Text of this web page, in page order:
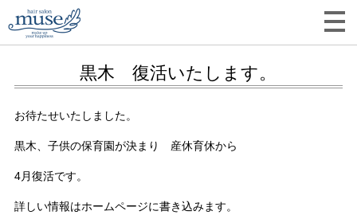
黒木 復活いたします。
お待たせいたしました。
黒木、子供の保育園が決まり 産休育休から
4月復活です。
詳しい情報はホームページに書き込みます。